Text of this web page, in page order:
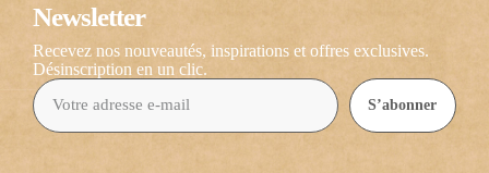
Newsletter
Recevez nos nouveautés, inspirations et offres exclusives.
Désinscription en un clic.
S’abonner